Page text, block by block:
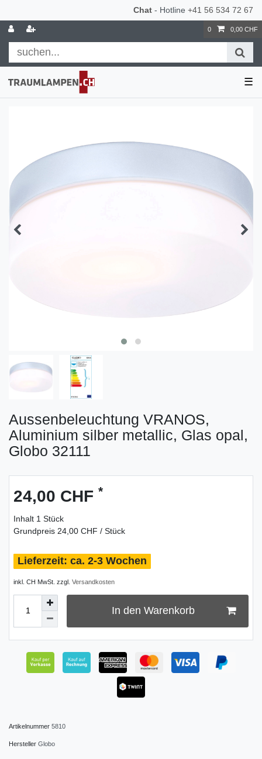
Chat - Hotline +41 56 534 72 67
0 0,00 CHF
☰
Aussenbeleuchtung VRANOS,
Aluminium silber metallic, Glas opal,
Globo 32111
24,00 CHF *
Inhalt 1 Stück
Grundpreis 24,00 CHF / Stück
ca. 2-3 Wochen
inkl. CH MwSt. zzgl. Versandkosten
In den Warenkorb
Artikelnummer 5810
Hersteller Globo